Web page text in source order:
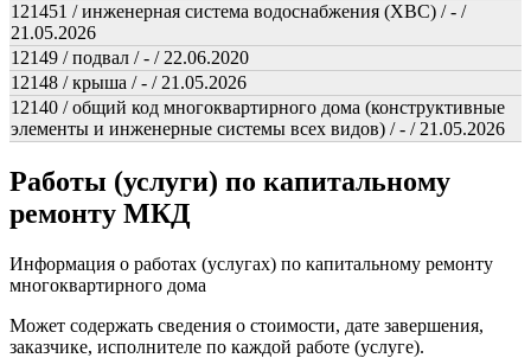
121451 / инженерная система водоснабжения (ХВС) / - /
21.05.2026
12149 / подвал / - / 22.06.2020
12148 / крыша / - / 21.05.2026
12140 / общий код многоквартирного дома (конструктивные
элементы и инженерные системы всех видов) / - / 21.05.2026
Работы (услуги) по капитальному
ремонту МКД
Информация о работах (услугах) по капитальному ремонту
многоквартирного дома
Может содержать сведения о стоимости, дате завершения,
заказчике, исполнителе по каждой работе (услуге).